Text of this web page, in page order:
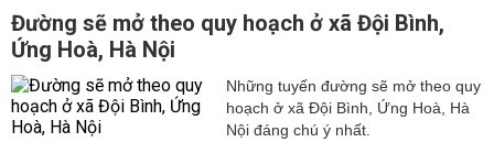
Đường sẽ mở theo quy hoạch ở xã Đội Bình,
Ứng Hoà, Hà Nội
Những tuyến đường sẽ mở theo quy
hoạch ở xã Đội Bình, Ứng Hoà, Hà
Nội đáng chú ý nhất.